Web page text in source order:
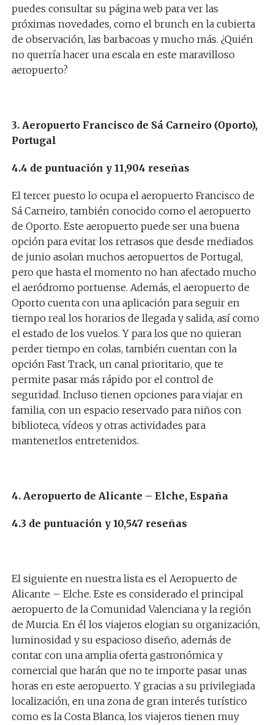
puedes consultar su página web para ver las
próximas novedades, como el brunch en la cubierta
de observación, las barbacoas y mucho más. ¿Quién
no querría hacer una escala en este maravilloso
aeropuerto?
3. Aeropuerto Francisco de Sá Carneiro (Oporto),
Portugal
4.4 de puntuación y 11,904 reseñas
El tercer puesto lo ocupa el aeropuerto Francisco de
Sá Carneiro, también conocido como el aeropuerto
de Oporto. Este aeropuerto puede ser una buena
opción para evitar los retrasos que desde mediados
de junio asolan muchos aeropuertos de Portugal,
pero que hasta el momento no han afectado mucho
el aeródromo portuense. Además, el aeropuerto de
Oporto cuenta con una aplicación para seguir en
tiempo real los horarios de llegada y salida, así como
el estado de los vuelos. Y para los que no quieran
perder tiempo en colas, también cuentan con la
opción Fast Track, un canal prioritario, que te
permite pasar más rápido por el control de
seguridad. Incluso tienen opciones para viajar en
familia, con un espacio reservado para niños con
biblioteca, vídeos y otras actividades para
mantenerlos entretenidos.
4. Aeropuerto de Alicante – Elche, España
4.3 de puntuación y 10,547 reseñas
El siguiente en nuestra lista es el Aeropuerto de
Alicante – Elche. Este es considerado el principal
aeropuerto de la Comunidad Valenciana y la región
de Murcia. En él los viajeros elogian su organización,
luminosidad y su espacioso diseño, además de
contar con una amplia oferta gastronómica y
comercial que harán que no te importe pasar unas
horas en este aeropuerto. Y gracias a su privilegiada
localización, en una zona de gran interés turístico
como es la Costa Blanca, los viajeros tienen muy